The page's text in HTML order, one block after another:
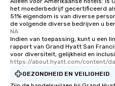
het moederbedrijf gecertificeerd
51% eigendom is van diverse
de volgende diverse bedrijven u
NA
Indien van toepassing, kunt u een
rapport van Grand Hyatt San
voor diversiteit, gelijkheid en
https://about.hyatt.com/content/
GEZONDHEID EN VEILIGHEID